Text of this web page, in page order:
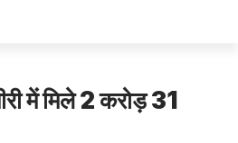
में मिले 2 करोड़ 31